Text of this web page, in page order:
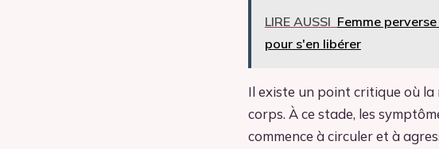
LIRE AUSSI Femme
pour s'en libérer
Il existe un point critique où la
corps. À ce stade, les
commence à circuler et à